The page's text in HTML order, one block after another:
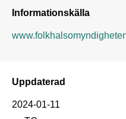
Informationskälla
Uppdaterad
2024-01-11